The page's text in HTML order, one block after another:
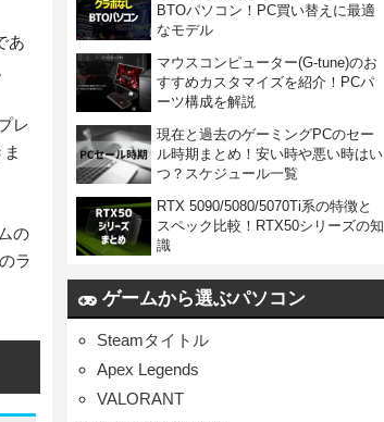
あ
レ
の
ラ
BTOパソコン！PC買い替えに最適
なモデル
マウスコンピューター(G-tune)のお
すすめカスタマイズを紹介！PCパ
ーツ構成を解説
現在と過去のゲーミングPCのセー
ル時期まとめ！安い時や悪い時はい
つ？スケジュール一覧
RTX 5090/5080/5070Ti系の特徴と
スペック比較！RTX50シリーズの知
識
ゲームから選ぶパソコン
Steamタイトル
Apex Legends
VALORANT